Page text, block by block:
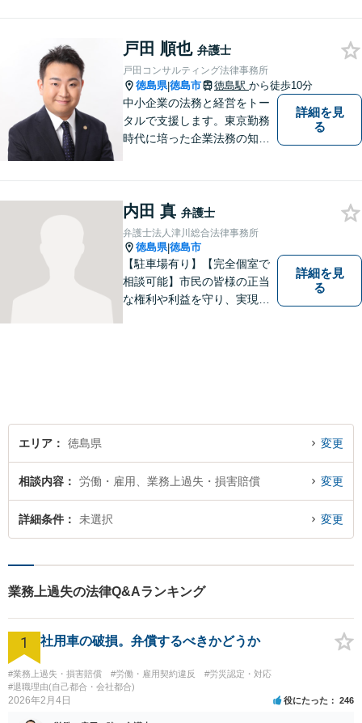
務整理など）を中心に、社会
的事件にも対応いたします。
お気軽にご相談ください。
戸田 順也 弁護士
戸田コンサルティング法律事務所
徳島県|徳島市 徳島駅 から徒歩10分
中小企業の法務と経営をトー
タルで支援します。東京勤務
時代に培った企業法務の知見
す。
詳細を見
る
内田 真 弁護士
弁護士法人津川総合法律事務所
徳島県|徳島市
【駐車場有り】【完全個室で
相談可能】市民の皆様の正当
な権利や利益を守り、実現す
詳細を見
る
エリア 徳島県 変更
相談内容 労働・雇用、業務上過失・損害賠償 変更
詳細条件 未選択 変更
業務上過失の法律Q&Aランキング
1 社用車の破損。弁償するべきかどうか
#業務上過失・損害賠償 #労働・雇用契約違反
#労災認定・対応
#退職理由(自己都合・会社都合)
2026年2月4日 役にたった 246